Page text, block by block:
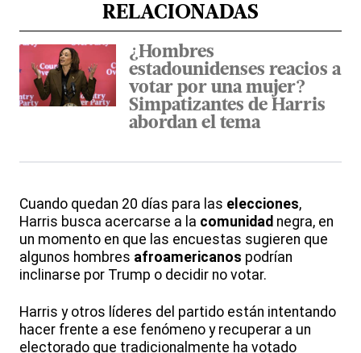
RELACIONADAS
¿Hombres
estadounidenses reacios a
votar por una mujer?
Simpatizantes de Harris
abordan el tema
Cuando quedan 20 días para las elecciones,
Harris busca acercarse a la comunidad negra, en
un momento en que las encuestas sugieren que
algunos hombres afroamericanos podrían
inclinarse por Trump o decidir no votar.
Harris y otros líderes del partido están intentando
hacer frente a ese fenómeno y recuperar a un
electorado que tradicionalmente ha votado